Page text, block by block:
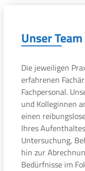
Unser Team
Die jeweiligen
erfahrenen
Fachpersonal.
und Kolleginnen
einen
Ihres
Untersuchung,
hin zur
Bedürfnisse im